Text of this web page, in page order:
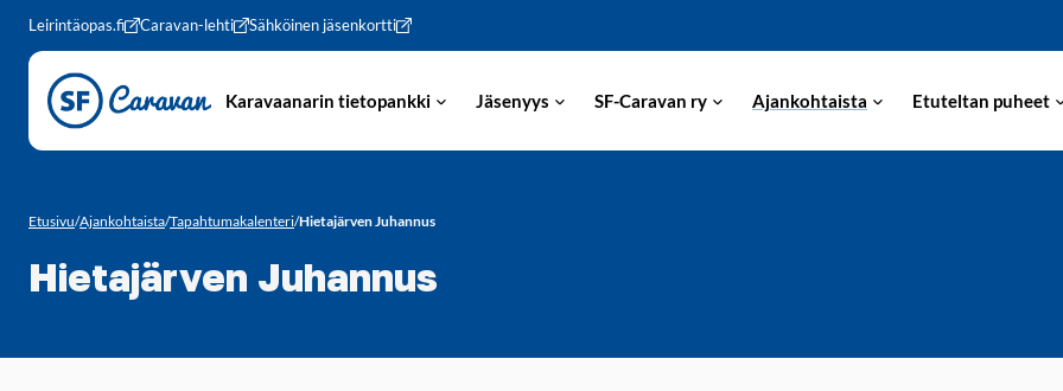
Siirry sivun sisältöön
Leirintäopas.fi Caravan-lehti Sähköinen jäsenkortti
Karavaanarin tietopankki Jäsenyys SF-Caravan ry Ajankohtaista Etuteltan puheet
Etusivu/Ajankohtaista/Tapahtumakalenteri/Hietajärven Juhannus
Hietajärven Juhannus